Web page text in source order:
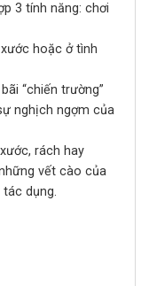
3 tính năng: chơi
hoặc ở tình
“chiến trường”
nghịch ngợm của
rách hay
vết cào của
dụng.